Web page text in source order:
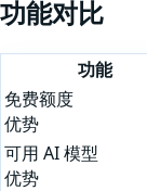
功能对比
功能
免费额度
优势
可用 AI 模型
优势